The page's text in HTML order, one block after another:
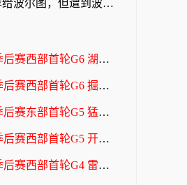
记录报：36岁何塞卢被推荐给波尔图，但遭到波尔图管理层拒绝
首轮G6 湖人 - 火箭 全场录像
轮G6 掘金 - 森林狼 全场录像
首轮G5 猛龙 - 骑士 全场录像
轮G5 开拓者 - 马刺 全场录像
首轮G4 雷霆 - 太阳 全场录像